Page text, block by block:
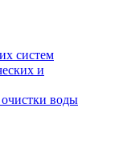
систем
и
воды